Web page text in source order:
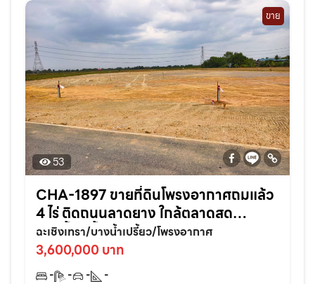
ขาย
53
CHA-1897 ขายที่ดินโพรงอากาศถมแล้ว
4 ไร่ ติดถนนลาดยาง ใกล้ตลาดสด
บางน้ำเปรี้ยว-6กม. จ.ฉะเชิงเทรา
ฉะเชิงเทรา/บางน้ำเปรี้ยว/โพรงอากาศ
3,600,000 บาท
- - -
-